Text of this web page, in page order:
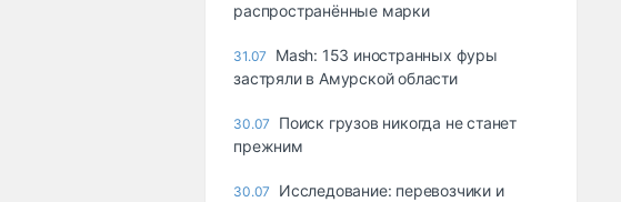
распространённые марки
31.07
Mash: 153 иностранных фуры
застряли в Амурской области
30.07
Поиск грузов никогда не станет
прежним
30.07
Исследование: перевозчики и